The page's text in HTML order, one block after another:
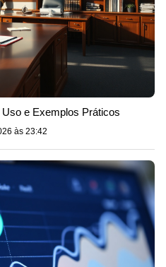
e Exemplos Práticos
às 23:42